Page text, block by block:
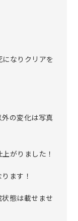
なりクリアを
の変化は写真
がりました！
ます！
態は載せませ